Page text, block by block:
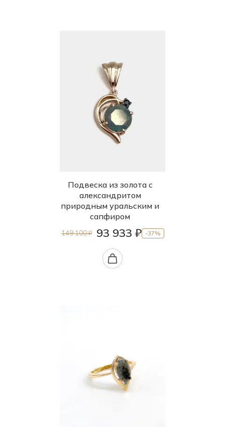
Подвеска из золота с
александритом
природным уральским и
сапфиром
149 100 ₽ 93 933 ₽ -37%